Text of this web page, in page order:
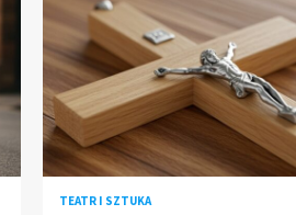
TEATR I SZTUKA